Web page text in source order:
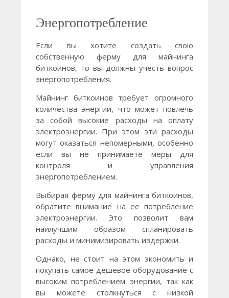
Энергопотребление
Если вы хотите создать свою
собственную ферму для майнинга
биткоинов, то вы должны учесть вопрос
энергопотребления.
Майнинг биткоинов требует огромного
количества энергии, что может повлечь
за собой высокие расходы на оплату
электроэнергии. При этом эти расходы
могут оказаться непомерными, особенно
если вы не принимаете меры для
контроля и управления
энергопотреблением.
Выбирая ферму для майнинга биткоинов,
обратите внимание на ее потребление
электроэнергии. Это позволит вам
наилучшим образом спланировать
расходы и минимизировать издержки.
Однако, не стоит на этом экономить и
покупать самое дешевое оборудование с
высоким потреблением энергии, так как
вы можете столкнуться с низкой